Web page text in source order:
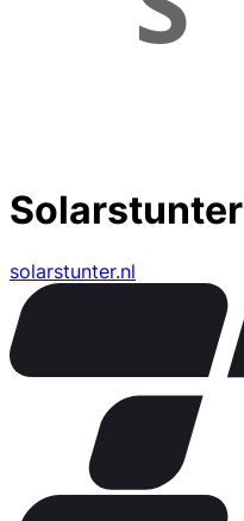
Solarstunter
solarstunter.nl